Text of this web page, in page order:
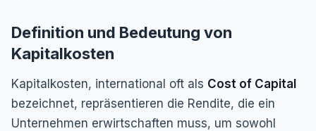
Definition und Bedeutung von
Kapitalkosten
Kapitalkosten, international oft als Cost of Capital
bezeichnet, repräsentieren die Rendite, die ein
Unternehmen erwirtschaften muss, um sowohl